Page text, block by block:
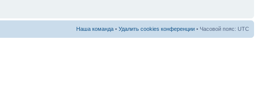
Наша команда • Удалить cookies конференции • Часовой пояс: UTC